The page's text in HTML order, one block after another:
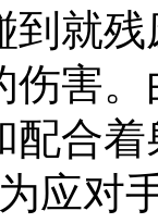
到就
伤害
配合
应对